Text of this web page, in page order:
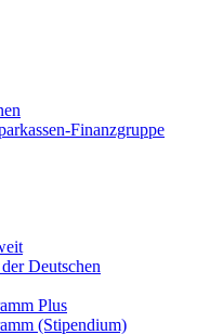
Finanzgruppe
Deutschen
Plus
(Stipendium)